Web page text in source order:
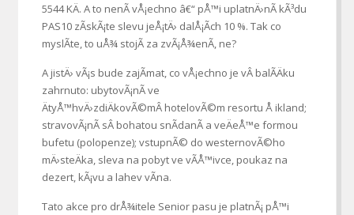
5544 KÄ. A to nenÃ­ vÅ¡echno â€“ pÅ™i uplatnÄ›nÃ­ kÃ³du
PAS10 zÃ­skÃ¡te slevu jeÅ¡tÄ› dalÅ¡Ã­ch 10 %. Tak co
myslÃ­te, to uÅ¾ stojÃ­ za zvÃ¡Å¾enÃ­, ne?
A jistÄ› vÃ¡s bude zajÃ­mat, co vÅ¡echno je vÂ balÃ­Äku
zahrnuto: ubytovÃ¡nÃ­ ve
ÄtyÅ™hvÄ›zdiÄkovÃ©mÂ hotelovÃ©m resortu Å ikland;
stravovÃ¡nÃ­ sÂ bohatou snÃ­danÃ­ a veÄeÅ™e formou
bufetu (polopenze); vstupnÃ© do westernovÃ©ho
mÄ›steÄka, sleva na pobyt ve vÃ­Å™ivce, poukaz na
dezert, kÃ¡vu a lahev vÃ­na.
Tato akce pro drÅ¾itele Senior pasu je platnÃ¡ pÅ™i